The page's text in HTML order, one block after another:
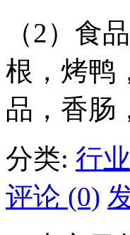
（2）食
根，烤鸭
品，香肠
分类: 行
评论 (0)